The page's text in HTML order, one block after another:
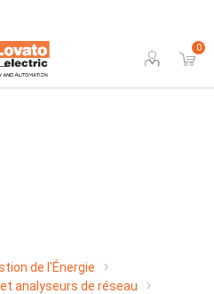
0
de l'Énergie
analyseurs de réseau